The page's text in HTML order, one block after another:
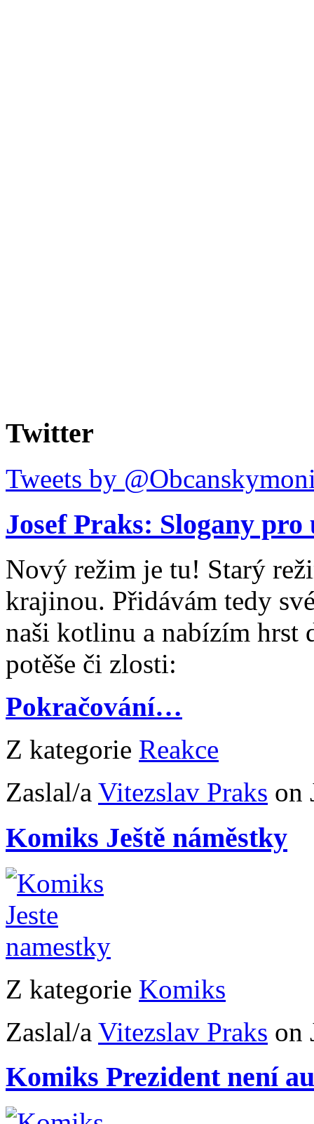
Twitter
Tweets by
Josef Praks: Slogany
Nový režim je tu! Starý
krajinou. Přidávám tedy
naši kotlinu a nabízím hrst
potěše či zlosti:
Pokračování…
Z kategorie Reakce
Zaslal/a Vitezslav Praks on
Komiks Ještě náměstky
Z kategorie Komiks
Zaslal/a Vitezslav Praks on
Komiks Prezident není